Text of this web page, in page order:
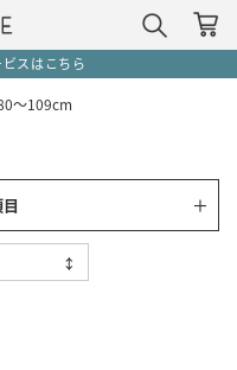
スはこちら
～109cm